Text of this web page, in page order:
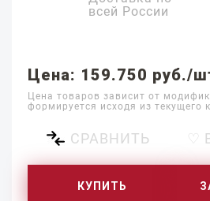
всей России
Цена: 159.750 руб./
Цена товаров зависит от
формируется исходя из текущего
СРАВНИТЬ ♡
КУПИТЬ